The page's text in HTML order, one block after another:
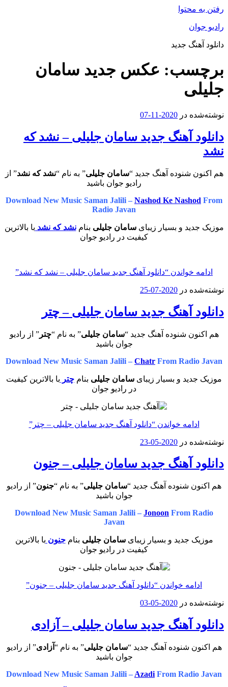
رفتن به محتوا
رادیو جوان
دانلود آهنگ جدید
برچسب: عکس جدید سامان
جلیلی
نوشته‌شده در 2020-11-07
دانلود آهنگ جدید سامان جلیلی – نشد که
نشد
هم اکنون شنوده آهنگ جدید “سامان جلیلی” به نام “نشد که نشد” از
رادیو جوان باشید
Download New Music Saman Jalili – Nashod Ke Nashod From
Radio Javan
موزیک جدید و بسیار زیبایسامان جلیلی بنامنشد که نشد با بالاترین
کیفیت در رادیو جوان
ادامه خواندن “دانلود آهنگ جدید سامان جلیلی – نشد که نشد”
نوشته‌شده در 2020-07-25
دانلود آهنگ جدید سامان جلیلی – چتر
هم اکنون شنوده آهنگ جدید “سامان جلیلی” به نام “چتر” از رادیو
جوان باشید
Download New Music Saman Jalili – Chatr From Radio Javan
موزیک جدید و بسیار زیبای سامان جلیلی بنام چتر با بالاترین کیفیت
در رادیو جوان
ادامه خواندن “دانلود آهنگ جدید سامان جلیلی – چتر”
نوشته‌شده در 2020-05-23
دانلود آهنگ جدید سامان جلیلی – جنون
هم اکنون شنوده آهنگ جدید “سامان جلیلی” به نام “جنون” از رادیو
جوان باشید
Download New Music Saman Jalili – Jonoon From Radio
Javan
موزیک جدید و بسیار زیبایسامان جلیلی بنامجنون با بالاترین
کیفیت در رادیو جوان
ادامه خواندن “دانلود آهنگ جدید سامان جلیلی – جنون”
نوشته‌شده در 2020-05-03
دانلود آهنگ جدید سامان جلیلی – آزادی
هم اکنون شنوده آهنگ جدید “سامان جلیلی” به نام “ آزادی” از رادیو
جوان باشید
Download New Music Saman Jalili – Azadi From Radio Javan